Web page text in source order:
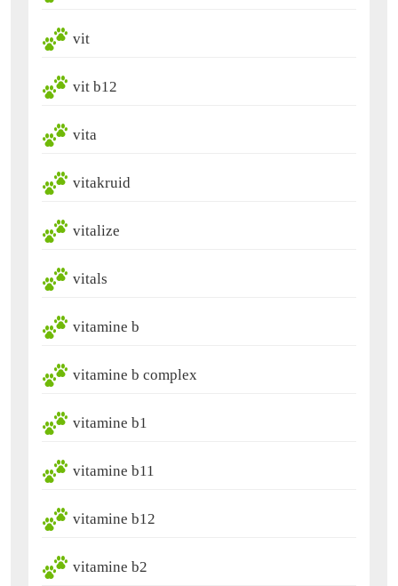
vit
vit b12
vita
vitakruid
vitalize
vitals
vitamine b
vitamine b complex
vitamine b1
vitamine b11
vitamine b12
vitamine b2